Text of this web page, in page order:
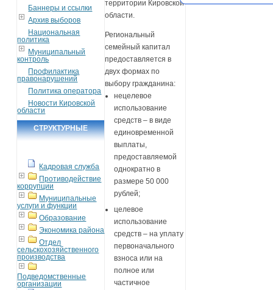
Баннеры и ссылки
Архив выборов
Национальная
политика
Муниципальный
контроль
Профилактика
правонарушений
Политика оператора
Новости Кировской
области
СТРУКТУРНЫЕ
Кадровая служба
Противодействие
коррупции
Муниципальные
услуги и функции
Образование
Экономика района
Отдел
сельскохозяйственного
производства
Подведомственные
организации
территории Кировской
области.
Региональный
семейный капитал
предоставляется в
двух формах по
выбору гражданина:
нецелевое
использование
средств – в виде
единовременной
выплаты,
предоставляемой
однократно в
размере 50 000
рублей;
целевое
использование
средств – на уплату
первоначального
взноса или на
полное или
частичное